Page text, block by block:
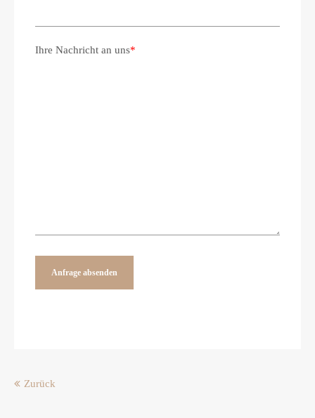
Ihre Nachricht an uns*
Anfrage absenden
Zurück